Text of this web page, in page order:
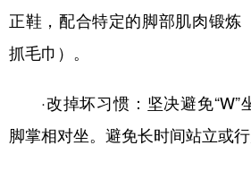
正鞋，配合特定的脚部肌肉锻炼
抓毛巾）。
·改掉坏习惯：坚决避免“W”
脚掌相对坐。避免长时间站立或行